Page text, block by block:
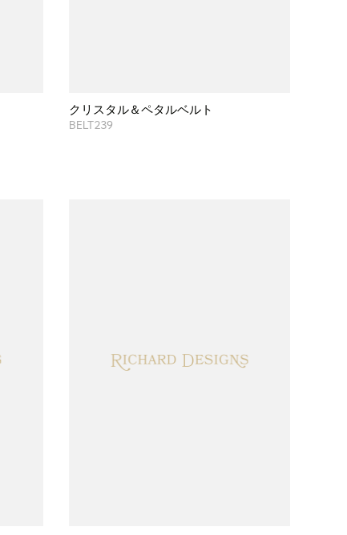
クリスタル＆ペタルベルト
BELT239